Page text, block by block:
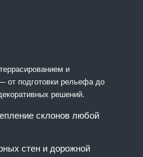
и
от подготовки рельефа до
решений.
склонов любой
стен и дорожной